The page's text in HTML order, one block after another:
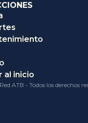
al inicio
ATB - Todos los derechos